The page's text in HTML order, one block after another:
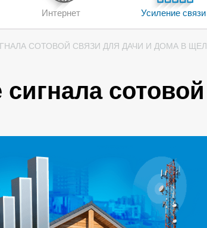
Интернет Усиление связи
СОТОВОЙ СВЯЗИ ДЛЯ ДАЧИ И ДОМА В
сигнала